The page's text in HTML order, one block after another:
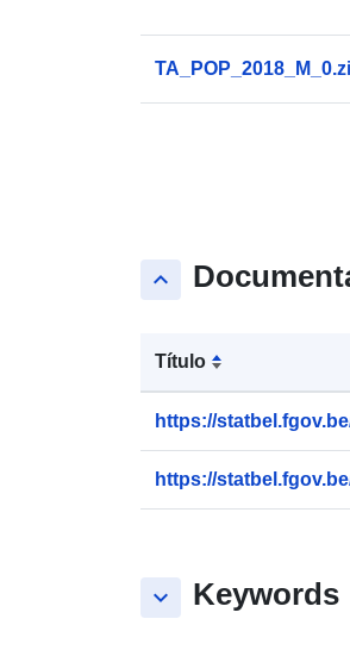
keyboard_arrow_up
Título
https://
https://
keyboard_arrow_down Keywords